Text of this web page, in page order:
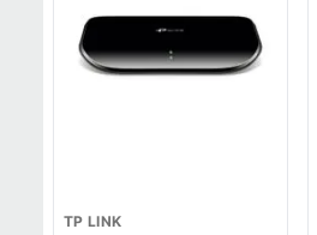
TP LINK